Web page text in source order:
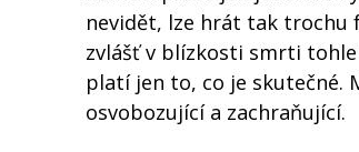
nevidět, lze hrát tak trochu
zvlášť v blízkosti smrti tohle
platí jen to, co je skutečné.
osvobozující a zachraňující.